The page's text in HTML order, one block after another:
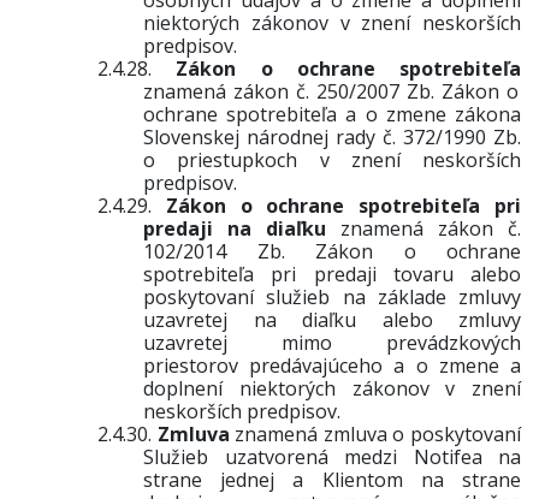
niektorých zákonov v znení neskorších
predpisov.
2.4.28. Zákon o ochrane spotrebiteľa
znamená zákon č. 250/2007 Zb. Zákon o
ochrane spotrebiteľa a o zmene zákona
Slovenskej národnej rady č. 372/1990 Zb.
o priestupkoch v znení neskorších
predpisov.
2.4.29. Zákon o ochrane spotrebiteľa pri
predaji na diaľku znamená zákon č.
102/2014 Zb. Zákon o ochrane
spotrebiteľa pri predaji tovaru alebo
poskytovaní služieb na základe zmluvy
uzavretej na diaľku alebo zmluvy
uzavretej mimo prevádzkových
priestorov predávajúceho a o zmene a
doplnení niektorých zákonov v znení
neskorších predpisov.
2.4.30. Zmluva znamená zmluva o poskytovaní
Služieb uzatvorená medzi Notifea na
strane jednej a Klientom na strane